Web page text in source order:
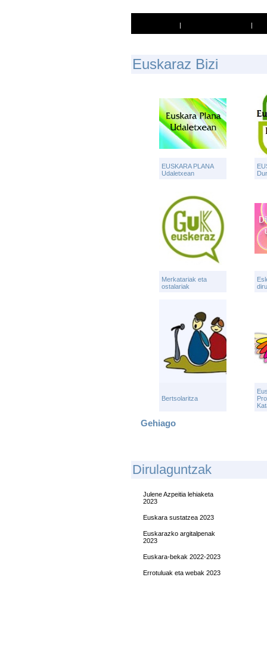
| |
EUskaraz Bizi
EUSKARA PLANA
Udaletxean
Merkatariak eta
ostalariak
Bertsolaritza
Gehiago
DIrulaguntzak
Julene Azpeitia lehiaketa
2023
Euskara sustatzea 2023
Euskarazko argitalpenak
2023
Euskara-bekak 2022-2023
Errotuluak eta webak 2023